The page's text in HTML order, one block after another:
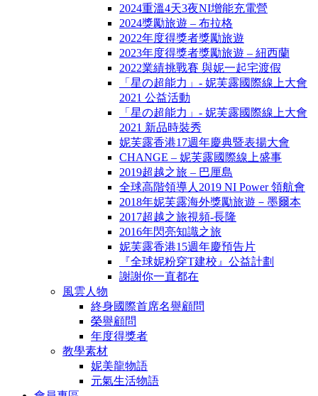
2024重溫4天3夜NI增能充電營
2024獎勵旅遊 – 布拉格
2022年度得獎者獎勵旅遊
2023年度得獎者獎勵旅遊 – 紐西蘭
2022業績挑戰賽 與妮一起宅渡假
「星の超能力」- 妮芙露國際線上大會
2021 公益活動
「星の超能力」- 妮芙露國際線上大會
2021 新品時裝秀
妮芙露香港17週年慶典暨表揚大會
CHANGE – 妮芙露國際線上盛事
2019超越之旅 – 巴厘島
全球高階領導人2019 NI Power 領航會
2018年妮芙露海外獎勵旅遊－墨爾本
2017超越之旅視頻-長隆
2016年閃亮知識之旅
妮芙露香港15週年慶預告片
『全球妮粉穿T建校』公益計劃
謝謝你一直都在
風雲人物
終身國際首席名譽顧問
榮譽顧問
年度得獎者
教學素材
妮美龍物語
元氣生活物語